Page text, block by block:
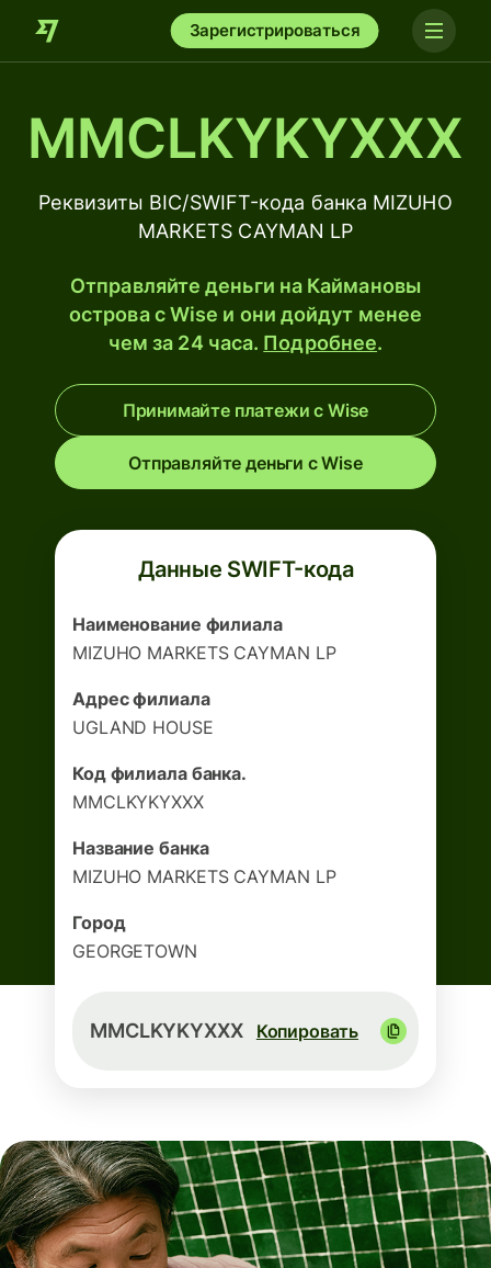
Зарегистрироваться
MMCLKYKYXXX
Реквизиты BIC/SWIFT-кода банка MIZUHO
MARKETS CAYMAN LP
Отправляйте деньги на Каймановы
острова с Wise и они дойдут менее
чем за 24 часа. Подробнее.
Принимайте платежи с Wise
Отправляйте деньги с Wise
Данные SWIFT-кода
Наименование филиала
MIZUHO MARKETS CAYMAN LP
Адрес филиала
UGLAND HOUSE
Код филиала банка.
MMCLKYKYXXX
Название банка
MIZUHO MARKETS CAYMAN LP
Город
GEORGETOWN
MMCLKYKYXXX Копировать